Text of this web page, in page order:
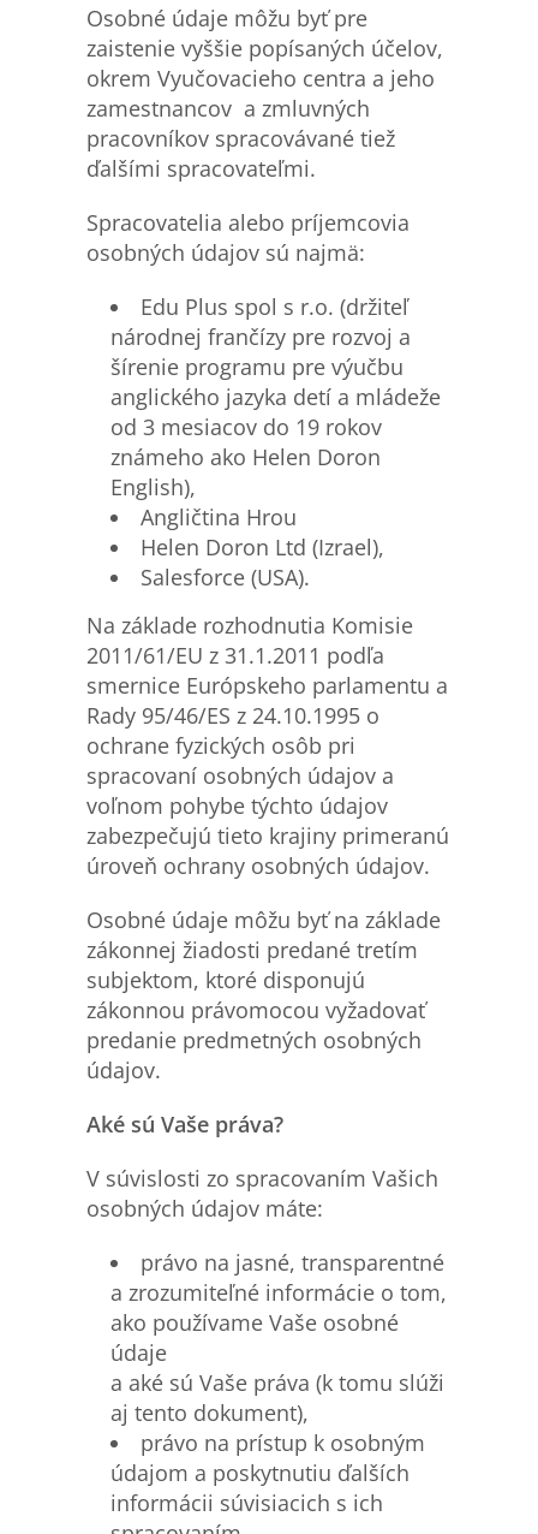
Osobné údaje môžu byť pre
zaistenie vyššie popísaných účelov,
okrem Vyučovacieho centra a jeho
zamestnancov a zmluvných
pracovníkov spracovávané tiež
ďalšími spracovateľmi.
Spracovatelia alebo príjemcovia
osobných údajov sú najmä:
Edu Plus spol s r.o. (držiteľ
národnej frančízy pre rozvoj a
šírenie programu pre výučbu
anglického jazyka detí a mládeže
od 3 mesiacov do 19 rokov
známeho ako Helen Doron
English),
Angličtina Hrou
Helen Doron Ltd (Izrael),
Salesforce (USA).
Na základe rozhodnutia Komisie
2011/61/EU z 31.1.2011 podľa
smernice Európskeho parlamentu a
Rady 95/46/ES z 24.10.1995 o
ochrane fyzických osôb pri
spracovaní osobných údajov a
voľnom pohybe týchto údajov
zabezpečujú tieto krajiny primeranú
úroveň ochrany osobných údajov.
Osobné údaje môžu byť na základe
zákonnej žiadosti predané tretím
subjektom, ktoré disponujú
zákonnou právomocou vyžadovať
predanie predmetných osobných
údajov.
Aké sú Vaše práva?
V súvislosti zo spracovaním Vašich
osobných údajov máte:
právo na jasné, transparentné
a zrozumiteľné informácie o tom,
ako používame Vaše osobné
údaje
a aké sú Vaše práva (k tomu slúži
aj tento dokument),
právo na prístup k osobným
údajom a poskytnutiu ďalších
informácii súvisiacich s ich